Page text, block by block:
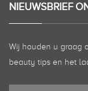
NIEUWSBRIEF
Wij houden u graag
beauty tips en het